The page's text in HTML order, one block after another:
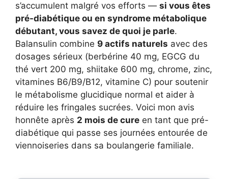
s’accumulent malgré vos efforts — si vous êtes
pré-diabétique ou en syndrome métabolique
débutant, vous savez de quoi je parle.
Balansulin combine 9 actifs naturels avec des
dosages sérieux (berbérine 40 mg, EGCG du
thé vert 200 mg, shiitake 600 mg, chrome, zinc,
vitamines B6/B9/B12, vitamine C) pour soutenir
le métabolisme glucidique normal et aider à
réduire les fringales sucrées. Voici mon avis
honnête après 2 mois de cure en tant que pré-
diabétique qui passe ses journées entourée de
viennoiseries dans sa boulangerie familiale.